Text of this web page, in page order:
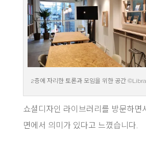
2층에 자리한 토론과 모임을 위한 공간
쇼셜디자인 라이브러리를 방문하면
면에서 의미가 있다고 느꼈습니다.